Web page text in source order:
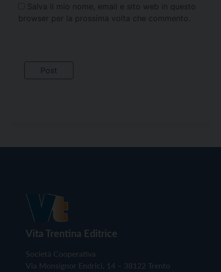
Salva il mio nome, email e sito web in questo
browser per la prossima volta che commento.
Vita Trentina Editrice
Società Cooperativa
Via Monsignor Endrici, 14 – 38122 Trento